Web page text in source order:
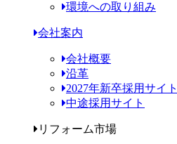
環境への取り組み
会社案内
会社概要
沿革
2027年新卒採用サイト
中途採用サイト
リフォーム市場